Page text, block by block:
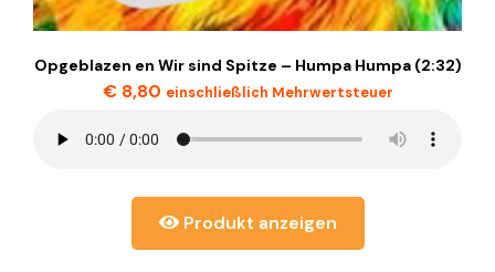
Opgeblazen en Wir sind Spitze – Humpa Humpa (2:32)
€8,80 einschließlich Mehrwertsteuer
Produkt anzeigen